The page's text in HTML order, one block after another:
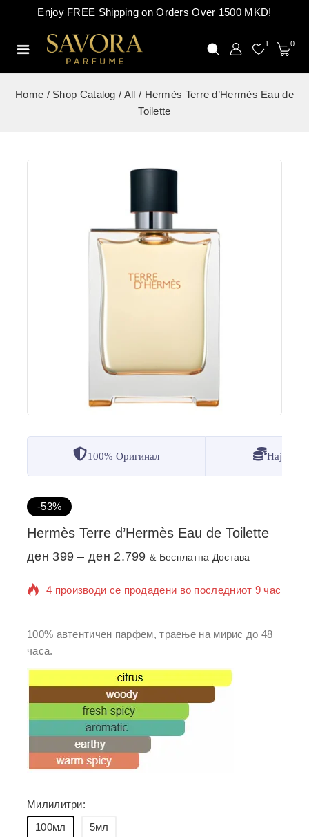
Enjoy FREE Shipping on Orders Over 1500 MKD!
1 0
Home / Shop Catalog / All / Hermès Terre d’Hermès Eau de
Toilette
100% Оригинал
-53%
Hermès Terre d’Hermès Eau de Toilette
ден 399 – ден 2.799 & Бесплатна Достава
100% автентичен парфем, траење на мирис до 48
часа.
Милилитри:
100мл
5мл